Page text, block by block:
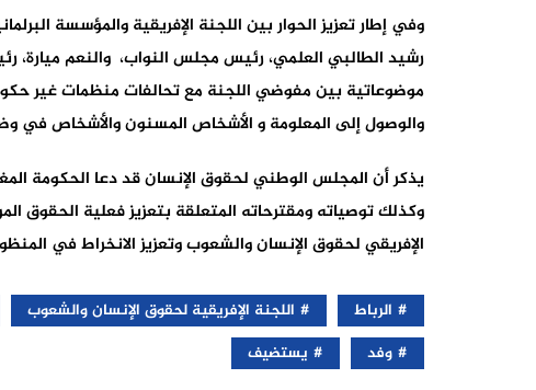
وفي إطار تعزيز الحوار بين اللجنة الإفريقية والمؤسسة
رشيد الطالبي العلمي، رئيس مجلس النواب، والنعم
موضوعاتية بين مفوضي اللجنة مع تحالفات منظمات غير
والوصول إلى المعلومة و الأشخاص المسنون والأشخاص في
وكذلك توصياته ومقترحاته المتعلقة بتعزيز فعلية الحقوق
الإفريقي لحقوق الإنسان والشعوب وتعزيز الانخراط في
الرباط اللجنة الإفريقية لحقوق الإنسان والشعوب
وفد
يستضيف